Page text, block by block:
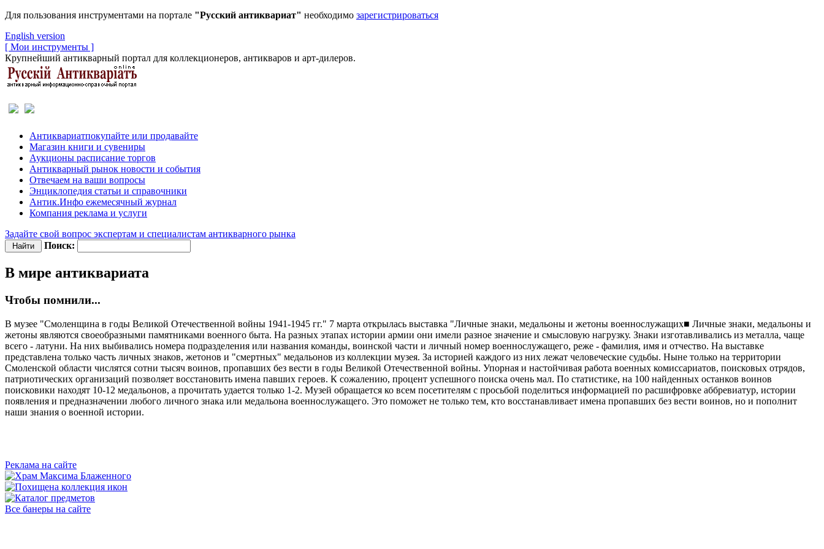
Для пользования инструментами на портале "Русский антиквариат" необходимо зарегистрироваться
English version
[ Мои инструменты ]
Крупнейший антикварный портал для коллекционеров, антикваров и арт-дилеров.
Антиквариатпокупайте или продавайте
Магазин книги и сувениры
Аукционы расписание торгов
Антикварный рынок новости и события
Отвечаем на ваши вопросы
Энциклопедия статьи и справочники
Антик.Инфо ежемесячный журнал
Компания реклама и услуги
Задайте свой вопрос экспертам и специалистам антикварного рынка
Поиск:
В мире антиквариата
Чтобы помнили...
В музее "Смоленщина в годы Великой Отечественной войны 1941-1945 гг." 7 марта открылась выставка "Личные знаки, медальоны и жетоны военнослужащих■ Личные знаки, медальоны и
жетоны являются своеобразными памятниками военного быта. На разных этапах истории армии они имели разное значение и смысловую нагрузку. Знаки изготавливались из металла, чаще
всего - латуни. На них выбивались номера подразделения или названия команды, воинской части и личный номер военнослужащего, реже - фамилия, имя и отчество. На выставке
представлена только часть личных знаков, жетонов и "смертных" медальонов из коллекции музея. За историей каждого из них лежат человеческие судьбы. Ныне только на территории
Смоленской области числятся сотни тысяч воинов, пропавших без вести в годы Великой Отечественной войны. Упорная и настойчивая работа военных комиссариатов, поисковых отрядов,
патриотических организаций позволяет восстановить имена павших героев. К сожалению, процент успешного поиска очень мал. По статистике, на 100 найденных останков воинов
поисковики находят 10-12 медальонов, а прочитать удается только 1-2. Музей обращается ко всем посетителям с просьбой поделиться информацией по расшифровке аббревиатур, истории
появления и предназначении любого личного знака или медальона военнослужащего. Это поможет не только тем, кто восстанавливает имена пропавших без вести воинов, но и пополнит
наши знания о военной истории.
Реклама на сайте
Все банеры на сайте